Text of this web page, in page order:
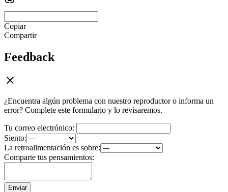
Copiar
Compartir
Feedback
¿Encuentra algún problema con nuestro reproductor o informa un
error? Complete este formulario y lo revisaremos.
Tu correo electrónico:
Siento:
La retroalimentación es sobre:
Comparte tus pensamientos:
Enviar